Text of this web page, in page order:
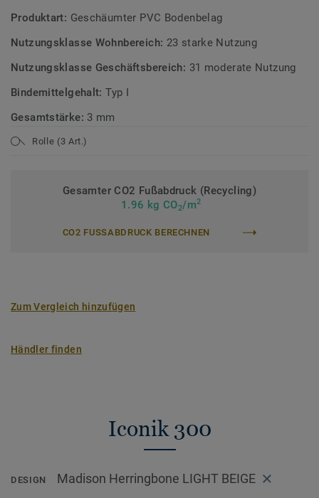
Produktart: Geschäumter PVC Bodenbelag
Nutzungsklasse Wohnbereich: 23 starke Nutzung
Nutzungsklasse Geschäftsbereich: 31 moderate Nutzung
Bindemittelgehalt:Typ I
Gesamtstärke: 3 mm
Rolle (3 Art.)
Gesamter CO2 Fußabdruck (Recycling)
1.96 kg CO2/m2
CO2 FUSSABDRUCK BERECHNEN
Zum Vergleich hinzufügen
Händler finden
Iconik 300
DESIGN Madison Herringbone LIGHT BEIGE